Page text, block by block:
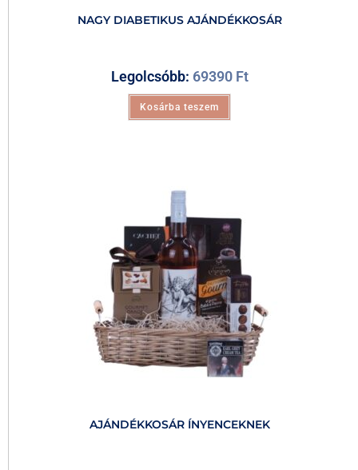
NAGY DIABETIKUS AJÁNDÉKKOSÁR
Legolcsóbb: 69390 Ft
Kosárba teszem
AJÁNDÉKKOSÁR ÍNYENCEKNEK